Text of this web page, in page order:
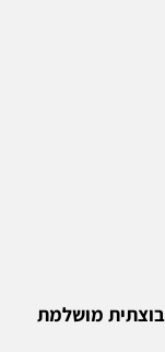
קבוצתית מושלמת